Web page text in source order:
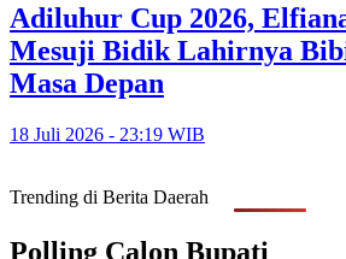
Adiluhur Cup 2026,
Mesuji Bidik Lahirnya
Masa Depan
18 Juli 2026 - 23:19 WIB
Trending di Berita Daerah
Polling Calon Bupati